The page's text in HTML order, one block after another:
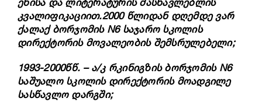
კვალიფიკაციით.2000 წლიდან დღემდე ვარ
ქალაქ ბორჯომის N6 საჯარო სკოლის
დირექტორის მოვალეობის შემსრულებელი;
1993-2000წწ. – ა/კ რკინიგზის ბორჯომის N6
საშუალო სკოლის დირექტორის მოადგილე
სასწავლო დარგში;